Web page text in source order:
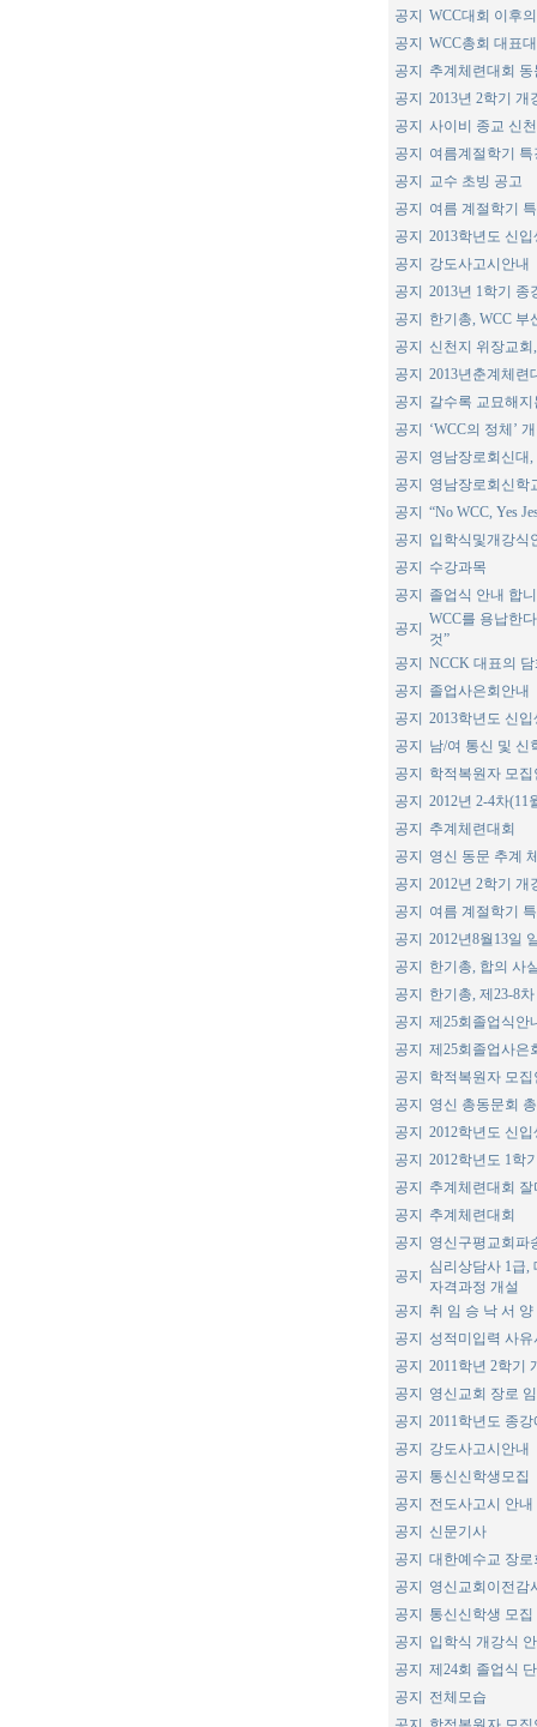
공지
WCC대회 이후
공지
WCC총회 대표
공지
추계체련대회
공지
2013년 2학기 개
공지
사이비 종교 신
공지
여름계절학기 특
공지
교수 초빙 공고
공지
여름 계절학기
공지
2013학년도 신
공지
강도사고시안내
공지
2013년 1학기 종
공지
한기총, WCC 부
공지
신천지 위장교
공지
2013년춘계체련
공지
갈수록 교묘해
공지
‘WCC의 정체’
공지
영남장로회신대
공지
영남장로회신학
공지
“No WCC, Yes
공지
입학식및개강식
공지
수강과목
공지
졸업식 안내 합
공지
WCC를 용납한
것”
공지
NCCK 대표의
공지
졸업사은회안내
공지
2013학년도 신
공지
남/여 통신 및 신
공지
학적복원자 모집
공지
2012년 2-4차(11
공지
추계체련대회
공지
영신 동문 추계
공지
2012년 2학기 개
공지
여름 계절학기
공지
2012년8월13일
공지
한기총, 합의 사
공지
한기총, 제23-8
공지
제25회졸업식안
공지
제25회졸업사은
공지
학적복원자 모집
공지
영신 총동문회
공지
2012학년도 신
공지
2012학년도 1학
공지
추계체련대회
공지
추계체련대회
공지
영신구평교회파
공지
심리상담사 1급,
자격과정 개설
공지
취 임 승 낙 서 양
공지
성적미입력 사유
공지
2011학년 2학기
공지
영신교회 장로
공지
2011학년도 종
공지
강도사고시안내
공지
통신신학생모집
공지
전도사고시 안내
공지
신문기사
공지
대한예수교 장
공지
영신교회이전감
공지
통신신학생 모집
공지
입학식 개강식
공지
제24회 졸업식
공지
전체모습